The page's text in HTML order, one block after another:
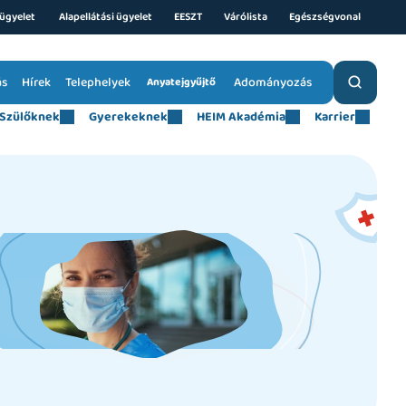
Alapellátási ügyelet EESZT Várólista Egészségvonal
Telephelyek Anyatejgyűjtő Adományozás
Hírek
Szülőknek Gyerekeknek HEIM Akadémia Karrier